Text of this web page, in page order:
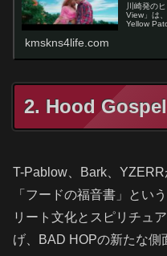
川崎発の
View」は
Yellow
kmskns4life.com
2. Hood Gospel
T-Pablow、Bark、YZERR
「フードの福音書」とい
リート文化とスピリチュ
げ、BAD HOPの新たな側